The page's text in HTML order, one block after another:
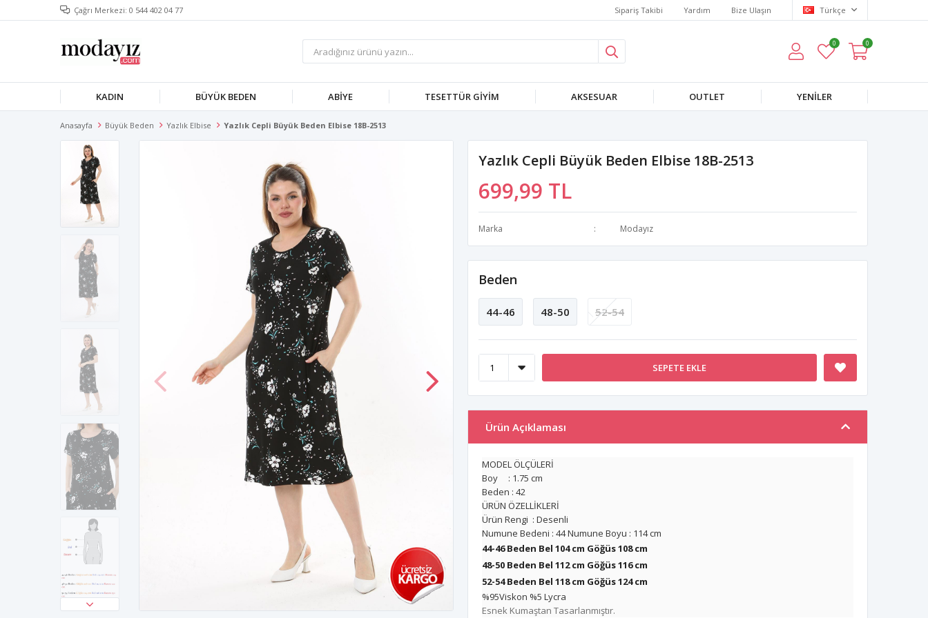
Çağrı Merkezi: 0 544 402 04 77 Sipariş Takibi Yardım Bize Ulaşın Türkçe
0 0
KADIN BÜYÜK BEDEN ABIYE TESETTÜR GIYIM AKSESUAR OUTLET YENILER
Anasayfa Büyük Beden Yazlık Elbise Yazlık Cepli Büyük Beden Elbise 18B-2513
Yazlık Cepli Büyük Beden Elbise 18B-2513
699,99 TL
Marka Modayız
Beden
44-46 48-50 52-54
SEPETE EKLE
Ürün Açıklaması
MODEL ÖLÇÜLERİ
Boy : 1.75 cm
Beden : 42
ÜRÜN ÖZELLİKLERİ
Ürün Rengi : Desenli
Numune Bedeni : 44 Numune Boyu : 114 cm
44-46 Beden Bel 104 cm Göğüs 108 cm
48-50 Beden Bel 112 cm Göğüs 116 cm
52-54 Beden Bel 118 cm Göğüs 124 cm
%95Viskon %5 Lycra
Esnek Kumaştan Tasarlanmıştır.